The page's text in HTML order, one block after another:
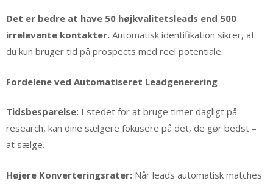
Det er bedre at have 50 højkvalitetsleads end 500
irrelevante kontakter. Automatisk identifikation sikrer, at
du kun bruger tid på prospects med reel potentiale.
Fordelene ved Automatiseret Leadgenerering
Tidsbesparelse: I stedet for at bruge timer dagligt på
research, kan dine sælgere fokusere på det, de gør bedst –
at sælge.
Højere Konverteringsrater: Når leads automatisk matches